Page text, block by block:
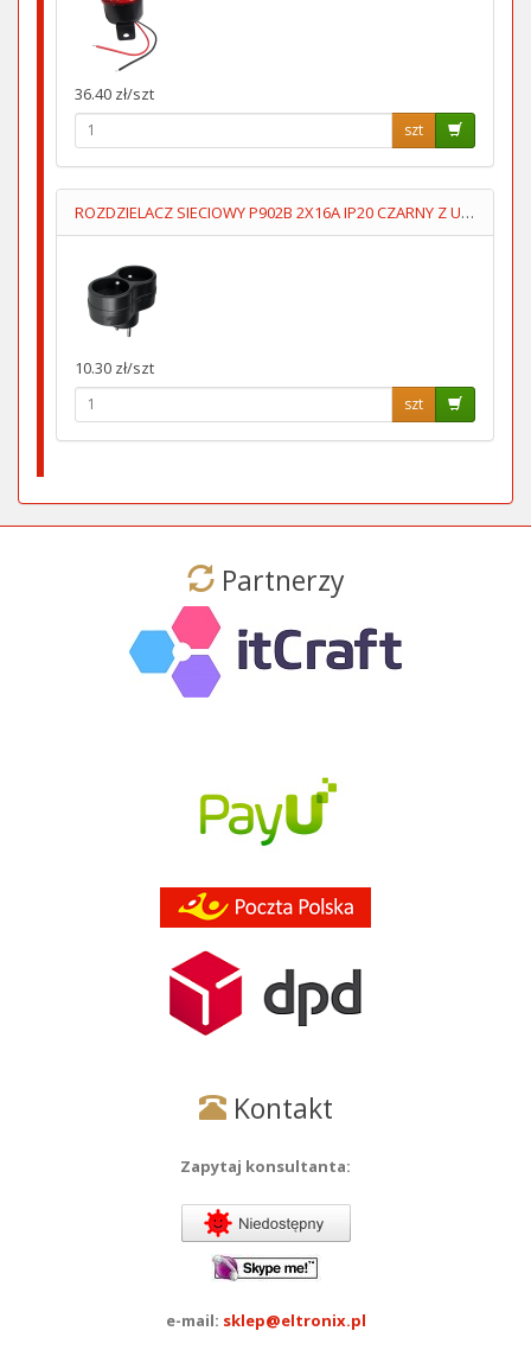
36.40 zł/szt
szt
ROZDZIELACZ SIECIOWY P902B 2X16A IP20 CZARNY Z UZIOMEM
10.30 zł/szt
szt
Partnerzy
Kontakt
Zapytaj konsultanta:
e-mail: sklep@eltronix.pl